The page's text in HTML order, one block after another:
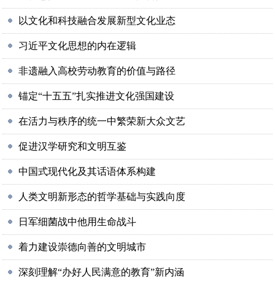
以文化和科技融合发展新型文化业态
习近平文化思想的内在逻辑
非遗融入高校劳动教育的价值与路径
锚定“十五五”扎实推进文化强国建设
在活力与秩序的统一中繁荣新大众文艺
促进汉学研究和文明互鉴
中国式现代化及其话语体系构建
人类文明新形态的哲学基础与实践向度
日军细菌战中他用生命战斗
着力建设崇德向善的文明城市
深刻理解“办好人民满意的教育”新内涵